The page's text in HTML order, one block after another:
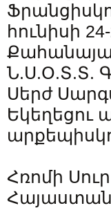
հունիսի
Ն.Ս.Օ.Տ.Տ.
Սերժ
Եկեղեցու
Հռոմի
Հայաստան